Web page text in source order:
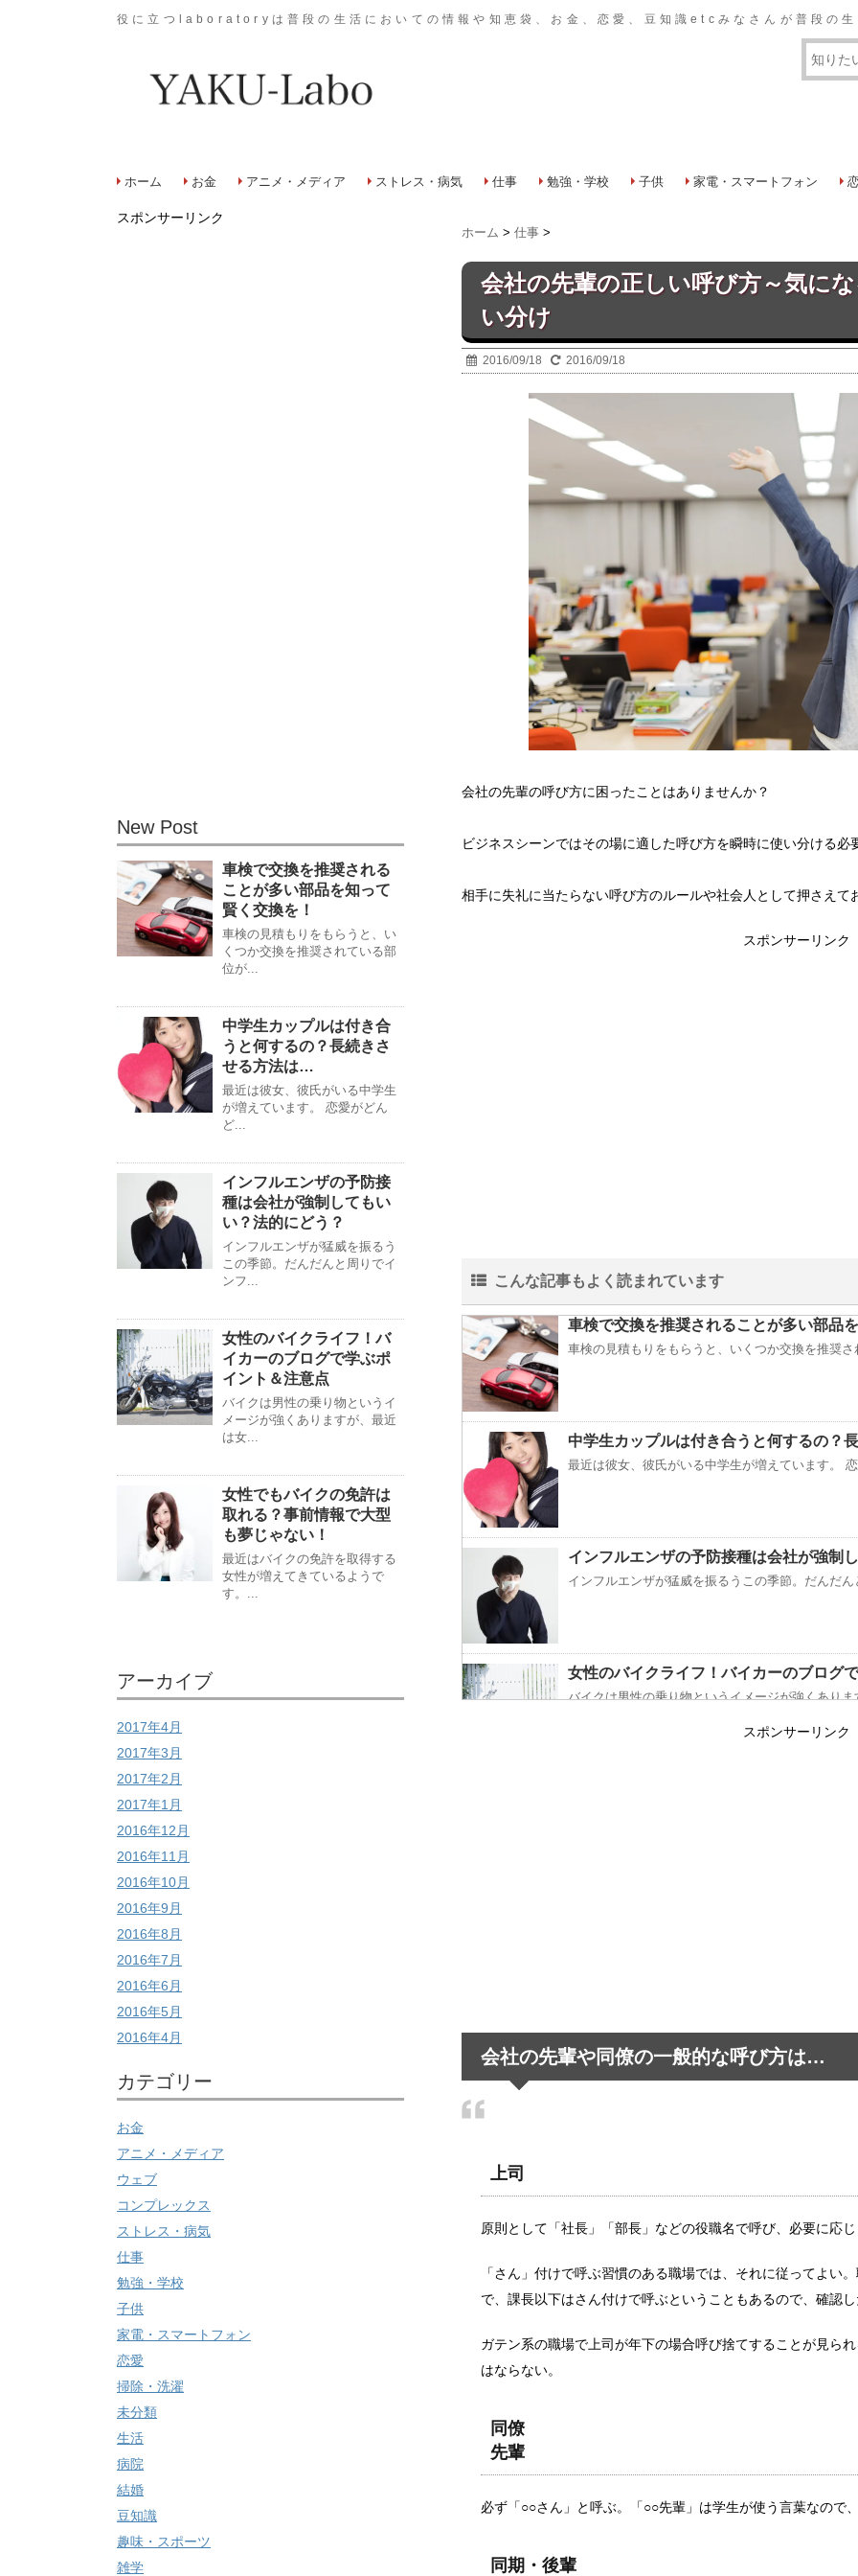
役に立つlaboratoryは普段の生活においての情報や知恵袋、お金、恋愛、豆知識etcみなさんが普段の生
ホーム お金 アニメ・メディア ストレス・病気 仕事 勉強・学校 子供 家電・スマートフォン
ホーム > 仕事 >
会社の先輩の正しい呼び方～気に
い分け
2016/09/18 2016/09/18
会社の先輩の呼び方に困ったことはありませんか？
ビジネスシーンではその場に適した呼び方を瞬時に使い分ける必
相手に失礼に当たらない呼び方のルールや社会人として押さえて
スポンサーリンク
こんな記事もよく読まれています
車検で交換を推奨されることが多い部品
車検の見積もりをもらうと、いくつか交換を推奨さ
中学生カップルは付き合うと何するの？
最近は彼女、彼氏がいる中学生が増えています。 恋
インフルエンザの予防接種は会社が強制
インフルエンザが猛威を振るうこの季節。だんだん
女性のバイクライフ！バイカーのブログ
バイクは男性の乗り物というイメージが強くあり
最近はイクメンなどという言葉がもてはやされ、家
中学生にもなると好きな人と付き合うようになる
男の子は中学生頃になると、食事の量が一気に増
スポンサーリンク
会社の先輩や同僚の一般的な呼び方は…
上司
原則として「社長」「部長」などの役職名で呼び、必要に応
「さん」付けで呼ぶ習慣のある職場では、それに従ってよい
で、課長以下はさん付けで呼ぶということもあるので、確認し
ガテン系の職場で上司が年下の場合呼び捨てすることが見ら
はならない。
同僚
先輩
必ず「○○さん」と呼ぶ。「○○先輩」は学生が使う言葉なので
同期・後輩
スポンサーリンク
New Post
車検で交換を推奨される
ことが多い部品を知って
賢く交換を！
車検の見積もりをもらうと、い
くつか交換を推奨されている部
位が...
中学生カップルは付き合
うと何するの？長続きさ
せる方法は…
最近は彼女、彼氏がいる中学生
が増えています。 恋愛がどん
ど...
インフルエンザの予防接
種は会社が強制してもい
い？法的にどう？
インフルエンザが猛威を振るう
この季節。だんだんと周りでイ
ンフ...
女性のバイクライフ！バ
イカーのブログで学ぶポ
イント＆注意点
バイクは男性の乗り物というイ
メージが強くありますが、最近
は女...
女性でもバイクの免許は
取れる？事前情報で大型
も夢じゃない！
最近はバイクの免許を取得する
女性が増えてきているようで
す。...
アーカイブ
2017年4月
2017年3月
2017年2月
2017年1月
2016年12月
2016年11月
2016年10月
2016年9月
2016年8月
2016年7月
2016年6月
2016年5月
2016年4月
カテゴリー
お金
アニメ・メディア
ウェブ
コンプレックス
ストレス・病気
仕事
勉強・学校
子供
家電・スマートフォン
恋愛
掃除・洗濯
未分類
生活
病院
結婚
豆知識
趣味・スポーツ
雑学